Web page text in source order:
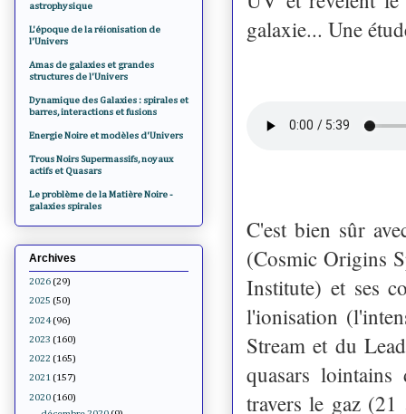
galaxie... Une
C'est bien sûr
(Cosmic Origins
Institute) et ses
l'ionisation
Stream et du
quasars
travers le gaz
astrophysique
L'époque de la réionisation de
l'Univers
Amas de galaxies et grandes
structures de l'Univers
Dynamique des Galaxies : spirales et
barres, interactions et fusions
Energie Noire et modèles d'Univers
Trous Noirs Supermassifs, noyaux
actifs et Quasars
Le problème de la Matière Noire -
galaxies spirales
Archives
2026 (29)
2025 (50)
2024 (96)
2023 (160)
2022 (165)
2021 (157)
2020 (160)